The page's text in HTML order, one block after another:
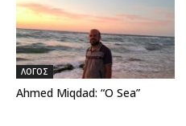
ΛΟΓΟΣ
Ahmed Miqdad: “O Sea”